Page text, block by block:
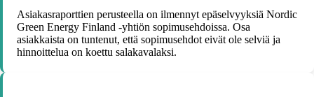
Asiakasraporttien perusteella on ilmennyt epäselvyyksiä Nordic
Green Energy Finland -yhtiön sopimusehdoissa. Osa
asiakkaista on tuntenut, että sopimusehdot eivät ole selviä ja
hinnoittelua on koettu salakavalaksi.